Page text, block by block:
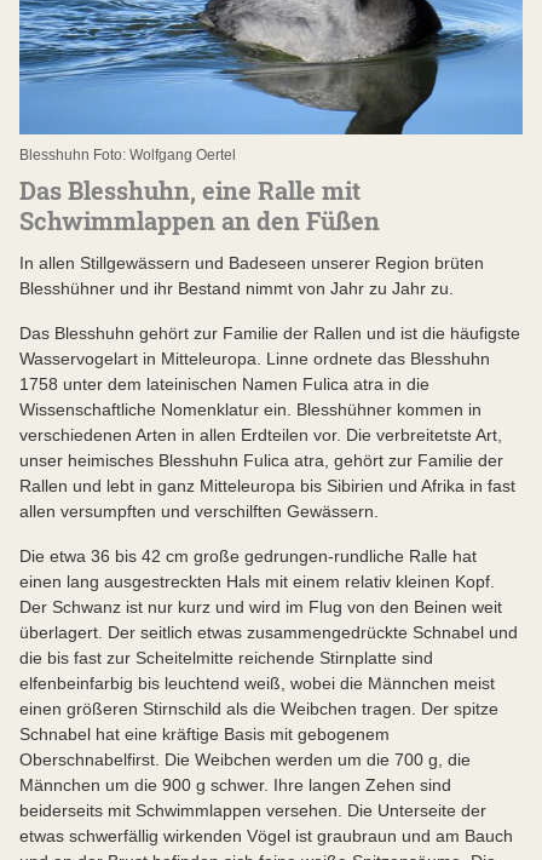
Blesshuhn Foto: Wolfgang Oertel
Das Blesshuhn, eine Ralle mit
Schwimmlappen an den Füßen
In allen Stillgewässern und Badeseen unserer Region brüten
Blesshühner und ihr Bestand nimmt von Jahr zu Jahr zu.
Das Blesshuhn gehört zur Familie der Rallen und ist die häufigste
Wasservogelart in Mitteleuropa. Linne ordnete das Blesshuhn
1758 unter dem lateinischen Namen Fulica atra in die
Wissenschaftliche Nomenklatur ein. Blesshühner kommen in
verschiedenen Arten in allen Erdteilen vor. Die verbreitetste Art,
unser heimisches Blesshuhn Fulica atra, gehört zur Familie der
Rallen und lebt in ganz Mitteleuropa bis Sibirien und Afrika in fast
allen versumpften und verschilften Gewässern.
Die etwa 36 bis 42 cm große gedrungen-rundliche Ralle hat
einen lang ausgestreckten Hals mit einem relativ kleinen Kopf.
Der Schwanz ist nur kurz und wird im Flug von den Beinen weit
überlagert. Der seitlich etwas zusammengedrückte Schnabel und
die bis fast zur Scheitelmitte reichende Stirnplatte sind
elfenbeinfarbig bis leuchtend weiß, wobei die Männchen meist
einen größeren Stirnschild als die Weibchen tragen. Der spitze
Schnabel hat eine kräftige Basis mit gebogenem
Oberschnabelfirst. Die Weibchen werden um die 700 g, die
Männchen um die 900 g schwer. Ihre langen Zehen sind
beiderseits mit Schwimmlappen versehen. Die Unterseite der
etwas schwerfällig wirkenden Vögel ist graubraun und am Bauch